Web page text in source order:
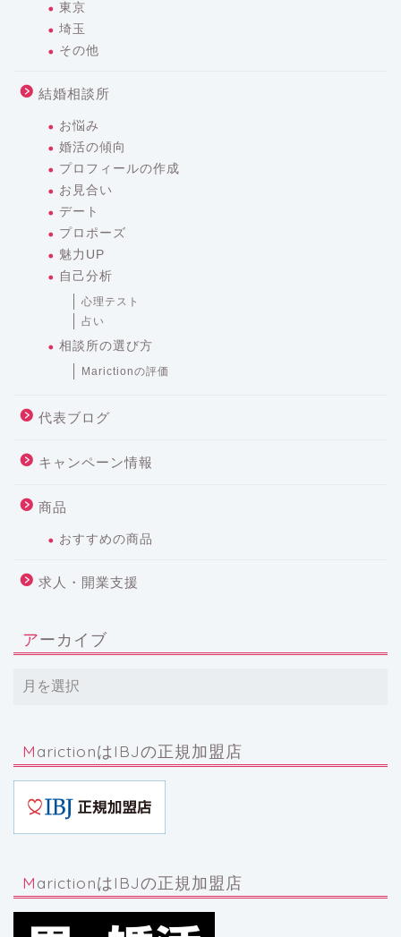
東京
埼玉
その他
結婚相談所
お悩み
婚活の傾向
プロフィールの作成
お見合い
デート
プロポーズ
魅力UP
自己分析
心理テスト
占い
相談所の選び方
Marictionの評価
代表ブログ
キャンペーン情報
商品
おすすめの商品
求人・開業支援
アーカイブ
MarictionはIBJの正規加盟店
MarictionはIBJの正規加盟店